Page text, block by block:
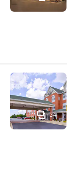
Country
34